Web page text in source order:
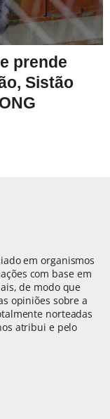
prende
Sistão
em organismos
com base em
de modo que
opiniões sobre a
norteadas
atribui e pelo